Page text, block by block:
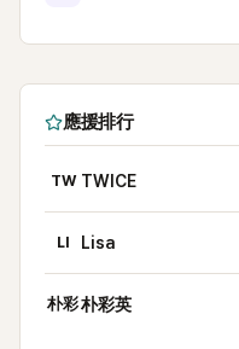
應援排行
TW TWICE
LI Lisa
朴彩朴彩英